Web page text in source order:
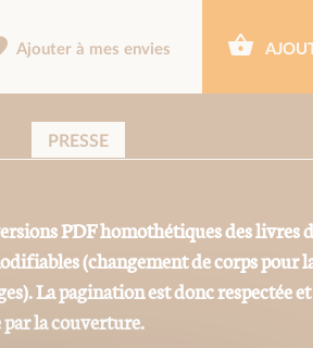
Ajouter à mes envies
PRESSE
PDF homothétiques des livres
(changement de corps pour
La pagination est donc respectée
la couverture.